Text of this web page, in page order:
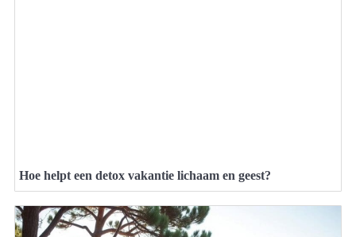
Hoe helpt een detox vakantie lichaam en geest?